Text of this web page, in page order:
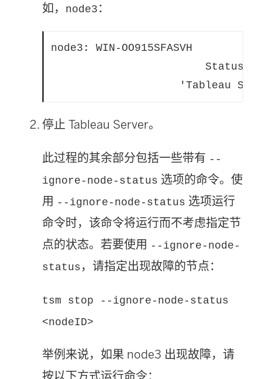
如，
node3 ：
node3: WIN-OO915SFASVH
'Tableau
停止 Tableau Server。
此过程的其余部分包括一些带有 --
ignore-node-status 选项的命令。使
用 --ignore-node-status 选项运行
命令时，该命令将运行而不考虑指定节
点的状态。若要使用 --ignore-node-
status ，请指定出现故障的节点：
tsm stop --ignore-node-status
<nodeID>
举例来说，如果 node3 出现故障，请
按以下方式运行命令：